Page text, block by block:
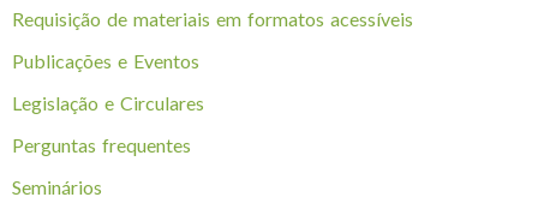
Requisição de materiais em formatos acessíveis
Publicações e Eventos
Legislação e Circulares
Perguntas frequentes
Seminários